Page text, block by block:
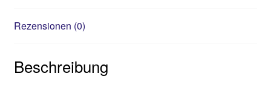
Rezensionen (0)
Beschreibung